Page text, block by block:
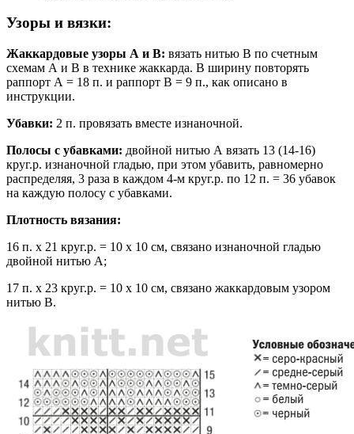
Узоры и вязки:
Жаккардовые узоры А и В: вязать нитью В по счетным
схемам А и В в технике жаккарда. В ширину повторять
раппорт А = 18 п. и раппорт В = 9 п., как описано в
инструкции.
Убавки: 2 п. провязать вместе изнаночной.
Полосы с убавками: двойной нитью А вязать 13 (14-16)
круг.р. изнаночной гладью, при этом убавить, равномерно
распределяя, 3 раза в каждом 4-м круг.р. по 12 п. = 36 убавок
на каждую полосу с убавками.
Плотность вязания:
16 п. х 21 круг.р. = 10 х 10 см, связано изнаночной гладью
двойной нитью А;
17 п. х 23 круг.р. = 10 х 10 см, связано жаккардовым узором
нитью В.